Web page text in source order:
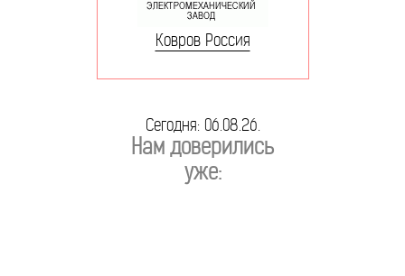
Ковров Россия
Сегодня: 06.08.26.
Нам доверились
уже: